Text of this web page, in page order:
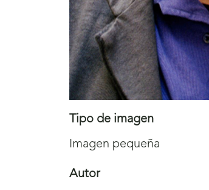
Tipo de imagen
Imagen pequeña
Autor